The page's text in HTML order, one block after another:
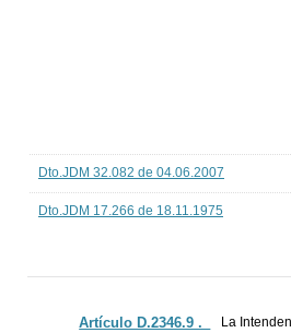
Dto.JDM 32.082 de 04.06.2007
Dto.JDM 17.266 de 18.11.1975
Artículo D.2346.9 ._
La